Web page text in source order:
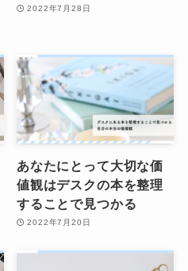
2022年7月28日
あなたにとって大切な価
値観はデスクの本を整理
することで見つかる
2022年7月20日